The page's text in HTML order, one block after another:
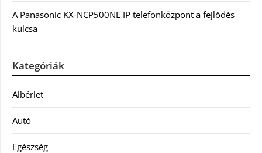
A Panasonic KX-NCP500NE IP telefonközpont a fejlődés
kulcsa
Kategóriák
Albérlet
Autó
Egészség